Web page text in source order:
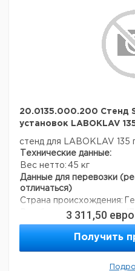
20.0135.000.200 Стенд
установок LABOKLAV
стенд для LABOKLAV 135
Технические данные:
Вес нетто: 45 кг
Данные для перевозки
отличаться)
Страна происхождения:
Вес брутто:
47
3 311,50 евро
Получить